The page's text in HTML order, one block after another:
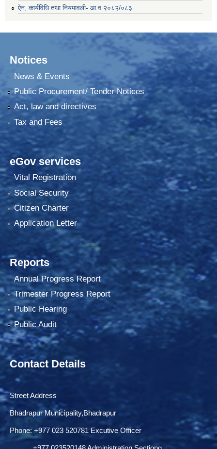
ऐन, कार्यविधि तथा नियमावली- आ.व २०८२/०८३
Notices
News & Events
Public Procurement/ Tender Notices
Act, law and directives
Tax and Fees
eGov services
Vital Registration
Social Security
Citizen Charter
Application Letter
Reports
Annual Progress Report
Trimester Progress Report
Public Hearing
Public Audit
Contact Details
Street Address
Bhadrapur Municipality,Bhadrapur
Phone: ‌+977 023 520781 Excutive Officer